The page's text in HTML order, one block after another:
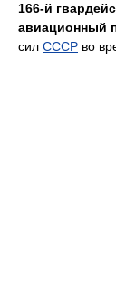
166-й
авиационный
сил СССР во